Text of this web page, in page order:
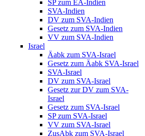
SP zum EA-Indien
SVA-Indien
DV zum SVA-Indien
Gesetz zum SVA-Indien
VV zum SVA-Indien
Israel
Äabk zum SVA-Israel
Gesetz zum Äabk SVA-Israel
SVA-Israel
DV zum SVA-Israel
Gesetz zur DV zum SVA-
Israel
Gesetz zum SVA-Israel
SP zum SVA-Israel
VV zum SVA-Israel
ZusAbk zum SVA-Israel